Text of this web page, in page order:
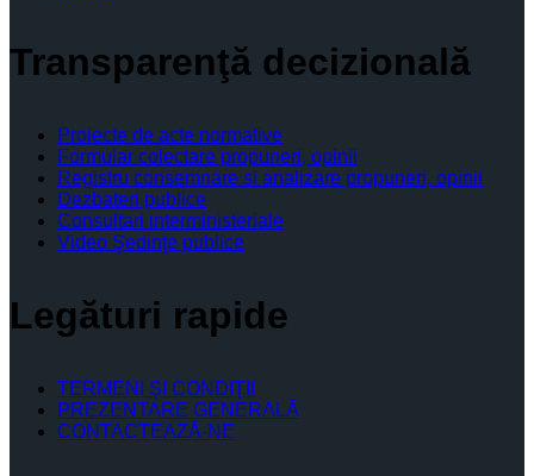
Transparenţă decizională
Proiecte de acte normative
Formular colectare propuneri, opinii
Registru consemnare si analizare propuneri, opinii
Dezbateri publice
Consultari interministeriale
Video Şedinţe publice
Legături rapide
TERMENI ŞI CONDIŢII
PREZENTARE GENERALĂ
CONTACTEAZĂ-NE